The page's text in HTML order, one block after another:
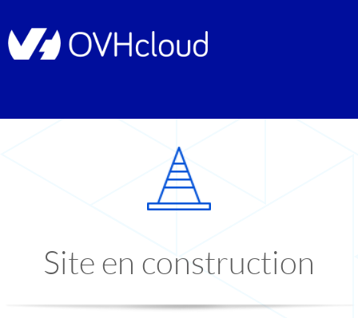
Site en construction